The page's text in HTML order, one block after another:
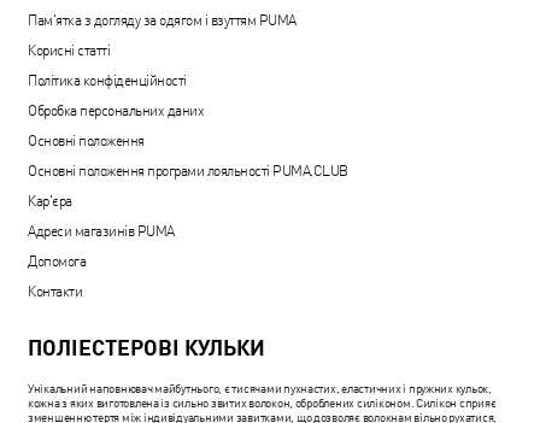
ПОЛІЕСТЕРОВІ КУЛЬКИ
Унікальний наповнювач майбутнього, є тисячами пухнастих, еластичних і пружних кульок,
кожна з яких виготовлена із сильно звитих волокон, оброблених силіконом. Силікон сприяє
зменшенню тертя між індивідуальними завитками, що дозволяє волокнам вільно рухатися,
Пам'ятка з догляду за одягом і взуттям PUMA
Корисні статті
Політика конфіденційності
Обробка персональних даних
Основні положення
Основні положення програми лояльності PUMA.CLUB
Кар'єра
Адреси магазинів PUMA
Допомога
Контакти